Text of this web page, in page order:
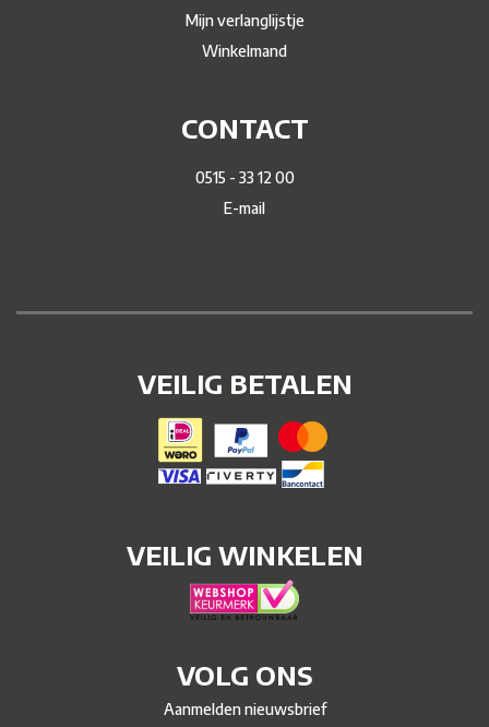
Mijn verlanglijstje
Winkelmand
CONTACT
0515 - 33 12 00
E-mail
VEILIG BETALEN
VEILIG WINKELEN
VOLG ONS
Aanmelden nieuwsbrief